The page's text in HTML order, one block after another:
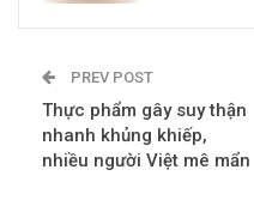
PREV POST
Thực phẩm gây suy thận
nhanh khủng khiếp,
nhiều người Việt mê mẩn